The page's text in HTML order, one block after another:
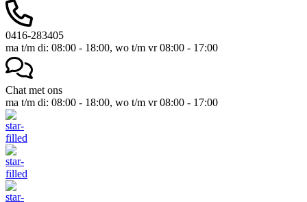
0416-283405
ma t/m di: 08:00 - 18:00, wo t/m vr 08:00 - 17:00
Chat met ons
ma t/m di: 08:00 - 18:00, wo t/m vr 08:00 - 17:00